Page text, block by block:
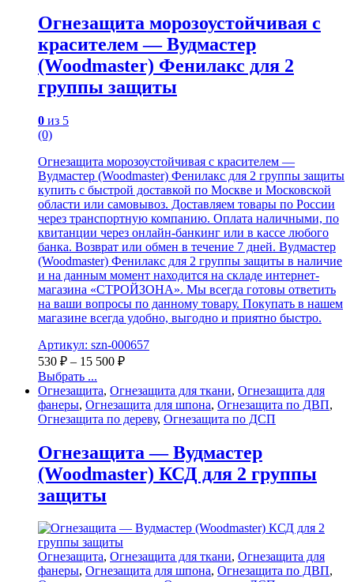
Огнезащита морозоустойчивая с
красителем — Вудмастер
(Woodmaster) Фенилакс для 2
группы защиты
0 из 5
(0)
Огнезащита морозоустойчивая с красителем —
Вудмастер (Woodmaster) Фенилакс для 2 группы защиты
купить с быстрой доставкой по Москве и Московской
области или самовывоз. Доставляем товары по России
через транспортную компанию. Оплата наличными, по
квитанции через онлайн-банкинг или в кассе любого
банка. Возврат или обмен в течение 7 дней. Вудмастер
(Woodmaster) Фенилакс для 2 группы защиты в наличие
и на данным момент находится на складе интернет-
магазина «СТРОЙЗОНА». Мы всегда готовы ответить
на ваши вопросы по данному товару. Покупать в нашем
магазине всегда удобно, выгодно и приятно быстро.
Артикул: szn-000657
530 ₽ – 15 500 ₽
Выбрать ...
Огнезащита, Огнезащита для ткани, Огнезащита для
фанеры, Огнезащита для шпона, Огнезащита по ДВП,
Огнезащита по дереву, Огнезащита по ДСП
Огнезащита — Вудмастер
(Woodmaster) КСД для 2 группы
защиты
Огнезащита, Огнезащита для ткани, Огнезащита для
фанеры, Огнезащита для шпона, Огнезащита по ДВП,